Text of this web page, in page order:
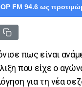
FM 94.6 ως
πως είναι
που είχε ο
για τη νέα